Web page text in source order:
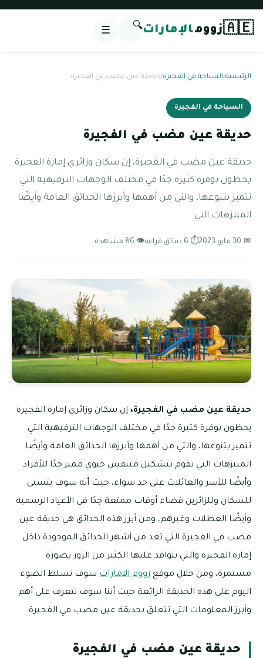
🇦🇪زوومالإمارات🔍
☰
الرئيسية/السياحة في الفجيرة/حديقة عين مضب في الفجيرة
السياحة في الفجيرة
حديقة عين مضب في الفجيرة
حديقة عين مضب في الفجيرة، إن سكان وزائري إمارة الفجيرة
يحظون بوفرة كثيرة جدًا في مختلف الوجهات الترفيهية التي
تتميز بتنوعها، والتي من أهمها وأبرزها الحدائق العامة وأيضًا
المنتزهات التي
📅 30 مايو 2023 ⏱ 6 دقائق قراءة 👁 86 مشاهدة
حديقة عين مضب في الفجيرة، إن سكان وزائري إمارة الفجيرة
يحظون بوفرة كثيرة جدًا في مختلف الوجهات الترفيهية التي
تتميز بتنوعها، والتي من أهمها وأبرزها الحدائق العامة وأيضًا
المنتزهات التي تقوم بتشكيل متنفس حيوي مميز جدًا للأفراد
وأيضًا للأسر والعائلات على حد سواء، حيث أنه سوف يتسنى
للسكان وللزائرين قضاء أوقات ممتعة جدًا في الأعياد الرسمية
وأيضًا العطلات وغيرهم، ومن أبرز هذه الحدائق هي حديقة عين
مضب في الفجيرة التي تعد من أشهر الحدائق الموجودة داخل
إمارة الفجيرة والتي يتوافد عليها الكثير من الزور بصورة
مستمرة، ومن خلال موقع زووم الامارات سوف نسلط الضوء
اليوم على هذه الحديقة الرائعة حيث أننا سوف نتعرف على أهم
وأبرز المعلومات التي تتعلق بحديقة عين مضب في الفجيرة.
حديقة عين مضب في الفجيرة